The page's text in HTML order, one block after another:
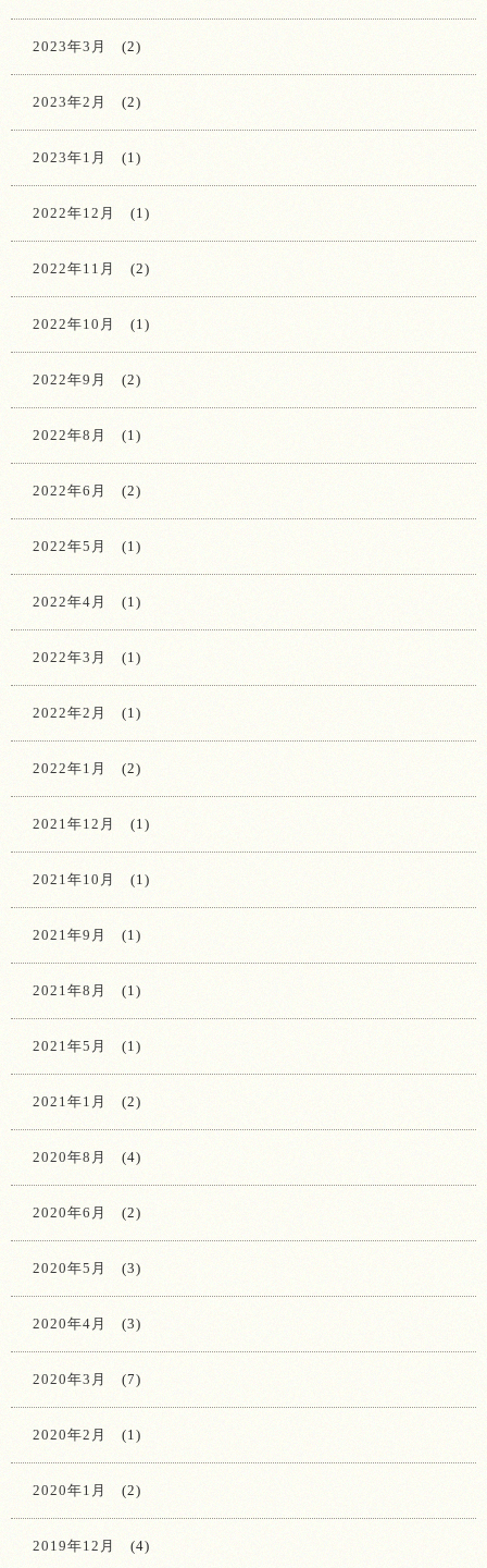
2023年3月 (2)
2023年2月 (2)
2023年1月 (1)
2022年12月 (1)
2022年11月 (2)
2022年10月 (1)
2022年9月 (2)
2022年8月 (1)
2022年6月 (2)
2022年5月 (1)
2022年4月 (1)
2022年3月 (1)
2022年2月 (1)
2022年1月 (2)
2021年12月 (1)
2021年10月 (1)
2021年9月 (1)
2021年8月 (1)
2021年5月 (1)
2021年1月 (2)
2020年8月 (4)
2020年6月 (2)
2020年5月 (3)
2020年4月 (3)
2020年3月 (7)
2020年2月 (1)
2020年1月 (2)
2019年12月 (4)